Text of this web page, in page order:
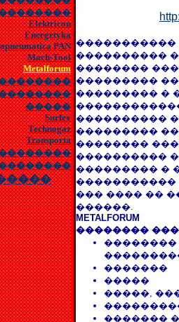
Elektricon
Energetyka
PAN
Mach-Tool
Metalforum
�����
Surfex
Technogaz
Transporta
�����������
����������
��������
���������
��������� �
���������� �
���������
��������
����������
��������� �
�����������
��� ���� ��
������.
METALFORUM
��������
��������
�������
�����
�����,
�������